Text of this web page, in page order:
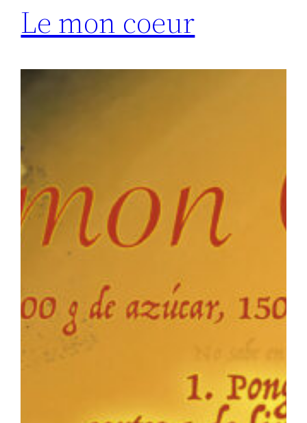
Le mon coeur